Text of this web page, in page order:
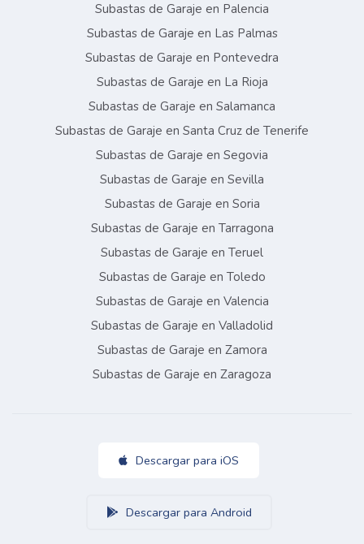
Subastas de Garaje en Palencia
Subastas de Garaje en Las Palmas
Subastas de Garaje en Pontevedra
Subastas de Garaje en La Rioja
Subastas de Garaje en Salamanca
Subastas de Garaje en Santa Cruz de Tenerife
Subastas de Garaje en Segovia
Subastas de Garaje en Sevilla
Subastas de Garaje en Soria
Subastas de Garaje en Tarragona
Subastas de Garaje en Teruel
Subastas de Garaje en Toledo
Subastas de Garaje en Valencia
Subastas de Garaje en Valladolid
Subastas de Garaje en Zamora
Subastas de Garaje en Zaragoza
Descargar para iOS
Descargar para Android